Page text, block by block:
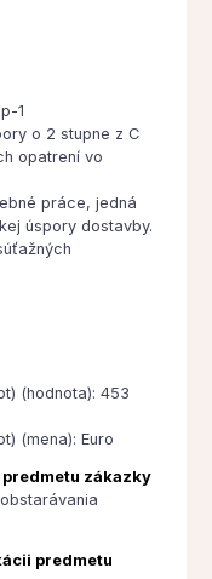
1
o 2 stupne z C
opatrení vo
práce, jedná
úspory dostavby.
(hodnota): 453
(mena): Euro
zákazky
predmetu